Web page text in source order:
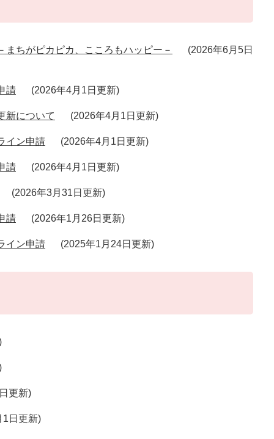
ちがピカピカ、こころもハッピー－ 2026年6月5日
請 2026年4月1日更新
新について 2026年4月1日更新
イン申請 2026年4月1日更新
請 2026年4月1日更新
2026年3月31日更新
請 2026年1月26日更新
イン申請 2025年1月24日更新
更新
1日更新